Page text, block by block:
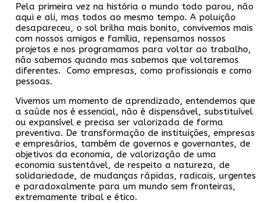
Pela primeira vez na história o mundo todo parou, não
aqui e ali, mas todos ao mesmo tempo. A poluição
desapareceu, o sol brilha mais bonito, convivemos mais
com nossos amigos e família, repensamos nossos
projetos e nos programamos para voltar ao trabalho,
não sabemos quando mas sabemos que voltaremos
diferentes. Como empresas, como profissionais e como
pessoas.
Vivemos um momento de aprendizado, entendemos que
a saúde nos é essencial, não é dispensável, substituível
ou expansível e precisa ser valorizada de forma
preventiva. De transformação de instituições, empresas
e empresários, também de governos e governantes, de
objetivos da economia, de valorização de uma
economia sustentável, de respeito a natureza, de
solidariedade, de mudanças rápidas, radicais, urgentes
e paradoxalmente para um mundo sem fronteiras,
extremamente tribal e ético.